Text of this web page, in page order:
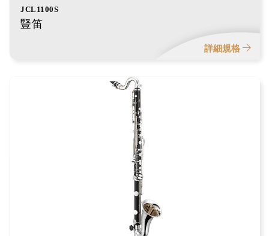
JCL1100S
豎笛
詳細規格